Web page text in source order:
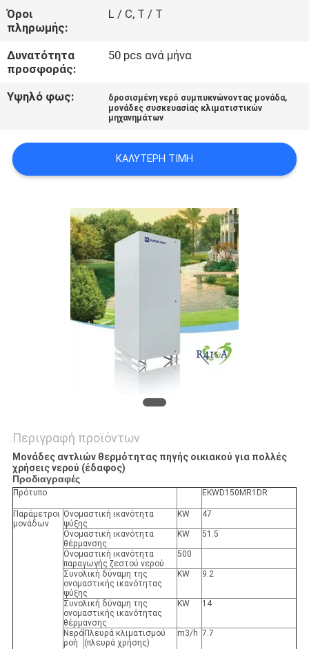
ΖΗΤΉΣΤΕ
ΈΝΑ
ΑΠΌΣΠΑΣΜΑ
COMPANY
SITEMAP
PRIVACY
Όροι
πληρωμής:
L / C, T / T
Δυνατότητα
προσφοράς:
50 pcs ανά μήνα
Υψηλό φως: δροσισμένη νερό συμπυκνώνοντας μονάδα,
μονάδες συσκευασίας κλιματιστικών
μηχανημάτων
ΚΑΛΎΤΕΡΗ ΤΙΜΉ
Περιγραφή προϊόντων
Μονάδες αντλιών θερμότητας πηγής οικιακού για πολλές
χρήσεις νερού (έδαφος)
Προδιαγραφές
Πρότυπο EKWD150MR1DR
Παράμετροι
μονάδων
Ονομαστική ικανότητα
ψύξης
KW 47
Ονομαστική ικανότητα
θέρμανσης
KW 51.5
Ονομαστική ικανότητα
παραγωγής ζεστού νερού
500
Συνολική δύναμη της
ονομαστικής ικανότητας
ψύξης
KW 9.2
Συνολική δύναμη της
ονομαστικής ικανότητας
θέρμανσης
KW 14
Νερό
ροή
Πλευρά κλιματισμού
(πλευρά χρήσης)
m3/h 7.7